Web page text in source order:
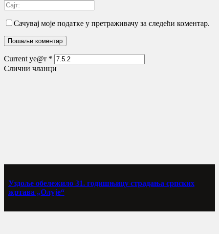
Сачувај моје податке у претраживачу за следећи коментар.
Current ye@r *
Слични чланци
Уздоље обележило 31. годишњицу страдања српских
жртава „Олује“